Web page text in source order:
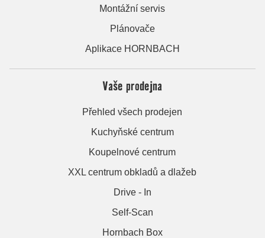
Montážní servis
Plánovače
Aplikace HORNBACH
Vaše prodejna
Přehled všech prodejen
Kuchyňské centrum
Koupelnové centrum
XXL centrum obkladů a dlažeb
Drive - In
Self-Scan
Hornbach Box